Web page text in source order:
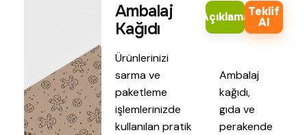
Ambalaj
Kağıdı
Ürünlerinizi
sarma ve
paketleme
işlemlerinizde
kullanılan pratik
Açıklama Teklif
Al
Ambalaj
kağıdı,
gıda ve
perakende